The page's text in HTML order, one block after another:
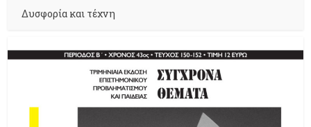
Δυσφορία και τέχνη